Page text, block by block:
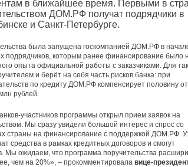
в ближайшее время. Первыми в
ДОМ.РФ получат подрядчики в
и Санкт-Петербурге.
была запущена госкомпанией ДОМ.РФ в
подрядчиков, которым ранее финансирование было
опыта официальной работы с заказчиками. Для
и берёт на себя часть рисков банка: при
по кредиту ДОМ.РФ компенсирует половину от
рублей.
участников программы открыл прием заявок на
Мы сразу увидели большой интерес и спрос со
страны на финансирование с поддержкой ДОМ.РФ.
средства в рамках кредитных договоров и смогут
Мы ожидаем, что программа поручительства
чем на 20%», – прокомментировала вице-